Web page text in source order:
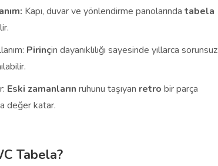
Kapı, duvar ve yönlendirme panolarında tabela
Pirinçin dayanıklılığı sayesinde yıllarca sorunsuz
Eski zamanların ruhunu taşıyan retro bir parça
değer katar.
Tabela?